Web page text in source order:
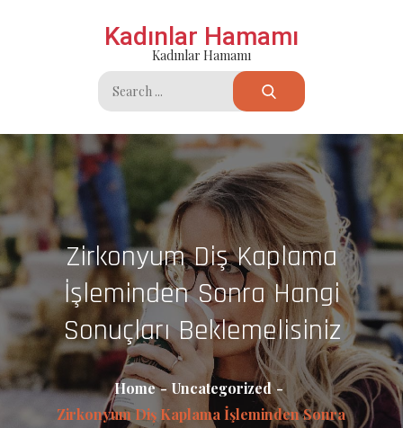
Kadınlar Hamamı
Kadınlar Hamamı
Search
for:
Zirkonyum Diş Kaplama
İşleminden Sonra Hangi
Sonuçları Beklemelisiniz
Home
Uncategorized
Zirkonyum Diş Kaplama İşleminden Sonra